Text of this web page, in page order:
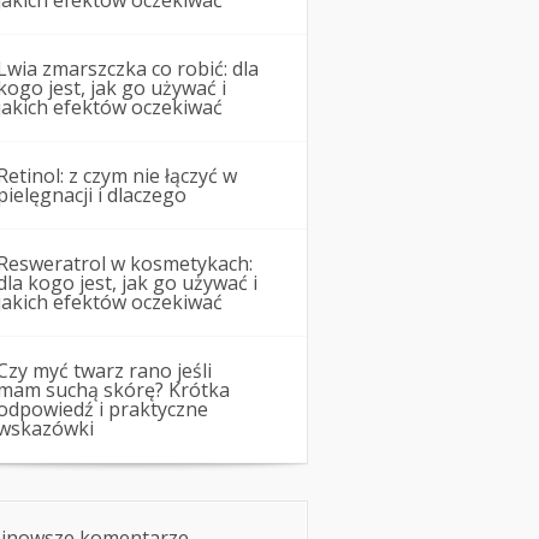
zmarszczka co robić: dla
jest, jak go używać i
efektów oczekiwać
z czym nie łączyć w
i dlaczego
w kosmetykach:
kogo jest, jak go używać i
efektów oczekiwać
myć twarz rano jeśli
suchą skórę? Krótka
i praktyczne